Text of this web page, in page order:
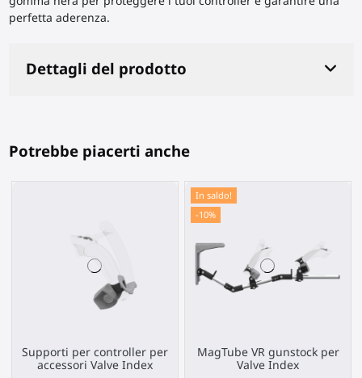
perfetta aderenza.
Dettagli del prodotto
Potrebbe piacerti anche
Supporti per controller per
accessori Valve Index
In saldo!
-10%
MagTube VR gunstock per
Valve Index